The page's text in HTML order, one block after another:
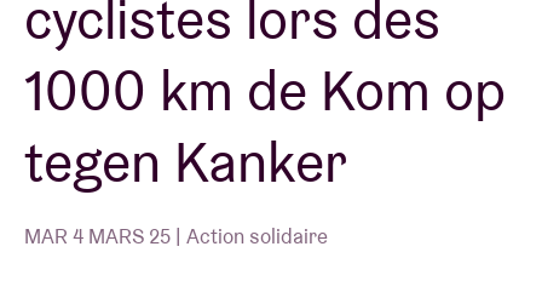
ABtv
Chèque-concert
À propos de l'AB
Contact
cyclistes lors des
1000 km de Kom op
tegen Kanker
MAR 4 MARS 25 | Action solidaire